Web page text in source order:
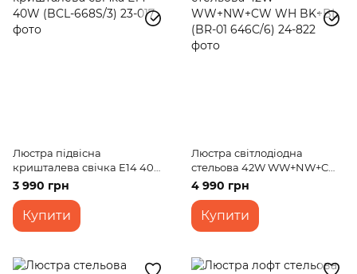
Люстра підвісна
кришталева свічка E14 40W
(BCL-668S/3)
3 990 грн
Купити
Люстра світлодіодна
стельова 42W WW+NW+CW
WH BK+BL (BR-01 646C/6)
4 990 грн
Купити